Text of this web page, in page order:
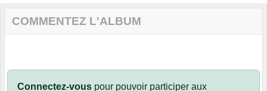
COMMENTEZ L'ALBUM
Connectez-vous pour pouvoir participer aux